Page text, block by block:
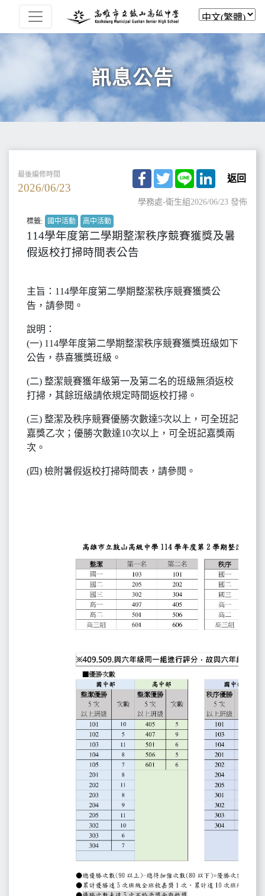
訊息公告
最後編修時間
2026/06/23
Facebook
TwitterLine LinkedIn
返回
學務處-衛生組2026/06/23 發佈
標籤: 國中活動 高中活動
114學年度第二學期整潔秩序競賽獲獎及暑
假返校打掃時間表公告
主旨：114學年度第二學期整潔秩序競賽獲獎公
告，請參閱。
說明：
(一) 114學年度第二學期整潔秩序競賽獲獎班級如下
公告，恭喜獲獎班級。
(二) 整潔競賽獲年級第一及第二名的班級無須返校
打掃，其餘班級請依規定時間返校打掃。
(三) 整潔及秩序競賽優勝次數達5次以上，可全班記
嘉獎乙次；優勝次數達10次以上，可全班記嘉獎兩
次。
(四) 檢附暑假返校打掃時間表，請參閱。